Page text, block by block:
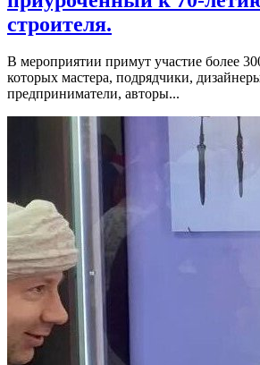
строителя.
В мероприятии примут участие более
которых мастера, подрядчики,
предприниматели, авторы...